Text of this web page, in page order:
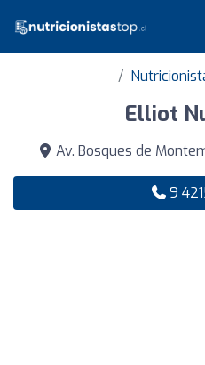
Elliot
Av. Bosques de
9